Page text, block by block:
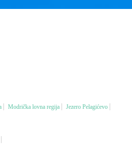
Modrička lovna regija Jezero Pelagićevo